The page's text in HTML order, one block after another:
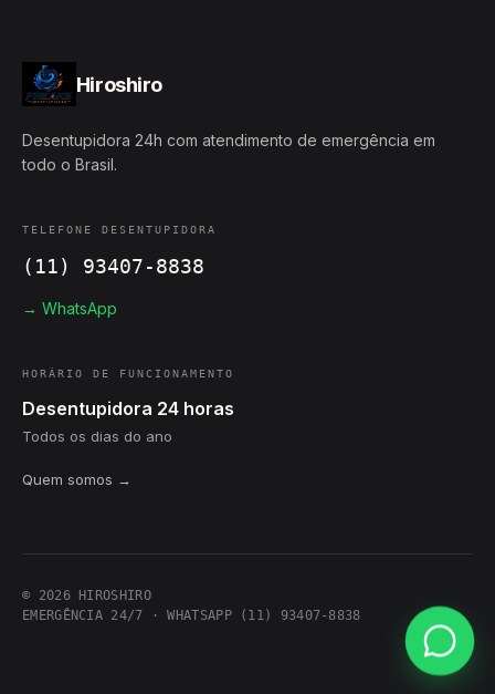
Hiroshiro
Desentupidora 24h com atendimento de emergência em
todo o Brasil.
TELEFONE DESENTUPIDORA
(11) 93407-8838
→ WhatsApp
HORÁRIO DE FUNCIONAMENTO
Desentupidora 24 horas
Todos os dias do ano
Quem somos →
© 2026 HIROSHIRO
EMERGÊNCIA 24/7 · WHATSAPP (11) 93407-8838